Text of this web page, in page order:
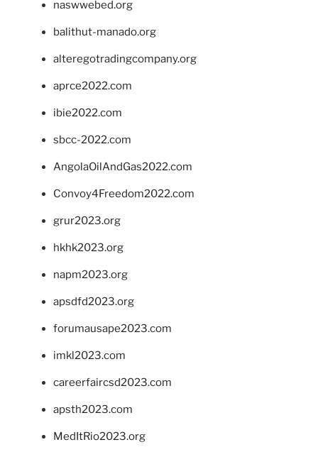
naswwebed.org
balithut-manado.org
alteregotradingcompany.org
aprce2022.com
ibie2022.com
sbcc-2022.com
AngolaOilAndGas2022.com
Convoy4Freedom2022.com
grur2023.org
hkhk2023.org
napm2023.org
apsdfd2023.org
forumausape2023.com
imkl2023.com
careerfaircsd2023.com
apsth2023.com
MedItRio2023.org